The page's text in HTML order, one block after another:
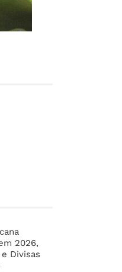
2026,
Divisas